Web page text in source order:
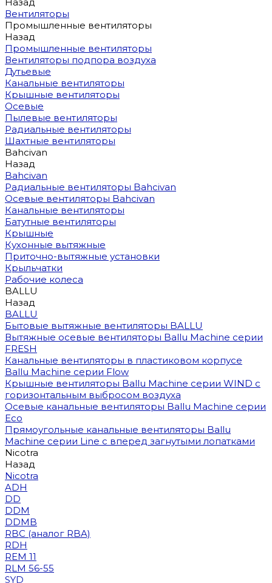
Вентиляторы
Промышленные вентиляторы
Назад
Промышленные вентиляторы
Вентиляторы подпора воздуха
Дутьевые
Канальные вентиляторы
Крышные вентиляторы
Осевые
Пылевые вентиляторы
Радиальные вентиляторы
Шахтные вентиляторы
Bahcivan
Назад
Bahcivan
Радиальные вентиляторы Bahcivan
Осевые вентиляторы Bahcivan
Канальные вентиляторы
Батутные вентиляторы
Крышные
Кухонные вытяжные
Приточно-вытяжные установки
Крыльчатки
Рабочие колеса
BALLU
Назад
BALLU
Бытовые вытяжные вентиляторы BALLU
Вытяжные осевые вентиляторы Ballu Machine серии
FRESH
Канальные вентиляторы в пластиковом корпусе
Ballu Machine серии Flow
Крышные вентиляторы Ballu Machine серии WIND с
горизонтальным выбросом воздуха
Осевые канальные вентиляторы Ballu Machine серии
Eco
Прямоугольные канальные вентиляторы Ballu
Machine серии Line с вперед загнутыми лопатками
Nicotra
Назад
Nicotra
ADH
DD
DDM
DDMB
RBC (аналог RBA)
RDH
REM 11
RLM 56-55
SYD